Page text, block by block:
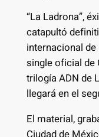
“La Ladrona”,
catapultó
internacional de
single oficial de
trilogía ADN de
llegará en el
El material,